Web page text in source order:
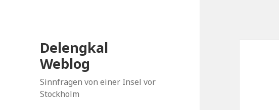
Delengkal
Weblog
Sinnfragen von einer Insel vor
Stockholm